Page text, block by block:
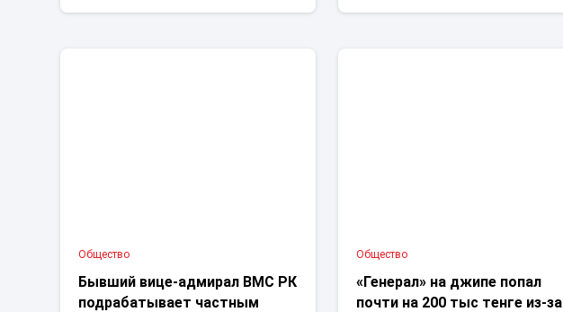
Общество
Бывший вице-адмирал ВМС РК
подрабатывает частным
Общество
«Генерал» на джипе попал
почти на 200 тыс тенге из-за